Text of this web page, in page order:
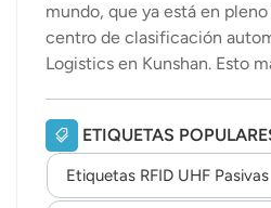
mundo, que ya está en
centro de clasificación
Logistics en Kunshan. Esto
Logistics en un entorno
inteligente. Según la
por Jingdong Logistics
clasificación no tripulado de
ETIQUETAS
Etiquetas RFID UHF Pasivas